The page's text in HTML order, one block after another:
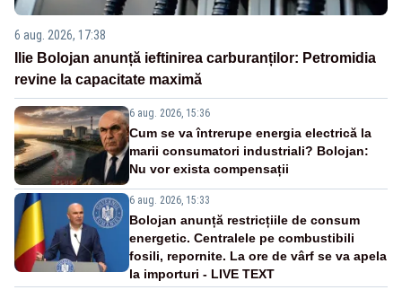
6 aug. 2026, 17:38
Ilie Bolojan anunță ieftinirea carburanților: Petromidia
revine la capacitate maximă
6 aug. 2026, 15:36
Cum se va întrerupe energia electrică la
marii consumatori industriali? Bolojan:
Nu vor exista compensații
6 aug. 2026, 15:33
Bolojan anunță restricțiile de consum
energetic. Centralele pe combustibili
fosili, repornite. La ore de vârf se va apela
la importuri - LIVE TEXT